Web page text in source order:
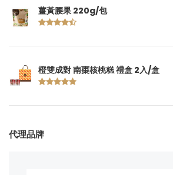
薑黃腰果 220g/包
橙雙成對 南棗核桃糕 禮盒 2入/盒
代理品牌